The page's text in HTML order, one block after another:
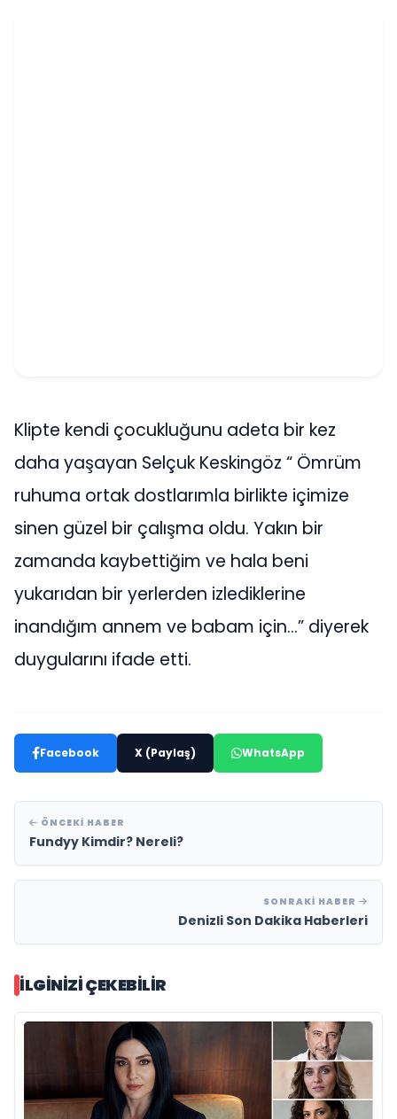
Klipte kendi çocukluğunu adeta bir kez
daha yaşayan Selçuk Keskingöz “ Ömrüm
ruhuma ortak dostlarımla birlikte içimize
sinen güzel bir çalışma oldu. Yakın bir
zamanda kaybettiğim ve hala beni
yukarıdan bir yerlerden izlediklerine
inandığım annem ve babam için…” diyerek
duygularını ifade etti.
Facebook X (Paylaş) WhatsApp
ÖNCEKI HABER
Fundyy Kimdir? Nereli?
SONRAKI HABER
Denizli Son Dakika Haberleri
İLGINIZI ÇEKEBILIR